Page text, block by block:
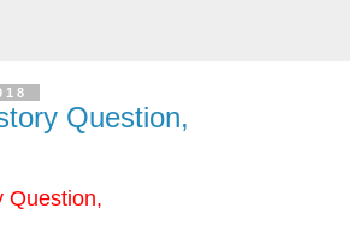
Question,
Question,